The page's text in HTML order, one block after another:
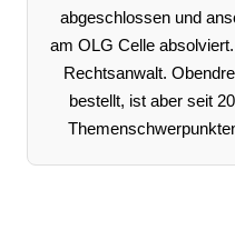
abgeschlossen und
am OLG Celle
Rechtsanwalt.
bestellt, ist aber seit